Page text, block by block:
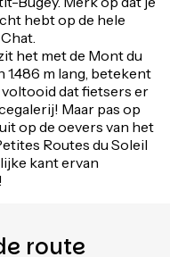
hebt op de hele
het met de Mont du
1.486 m lang, betekent
voltooid dat fietsers er
Maar pas op
op de oevers van het
Routes du Soleil
kant ervan
route